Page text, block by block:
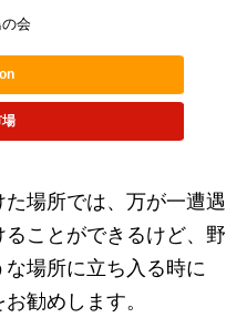
の会
場所では、万が一遭遇
ことができるけど、野
場所に立ち入る時に
勧めします。